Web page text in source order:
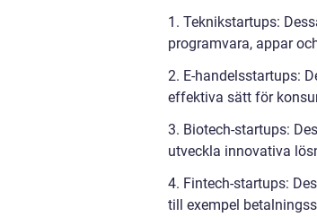
1. Teknikstartups:
programvara, appar
2. E-handelsstartups:
effektiva sätt för
3. Biotech-startups:
utveckla innovativa
4. Fintech-startups:
till exempel